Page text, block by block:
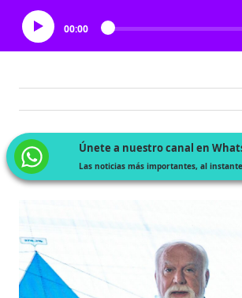
00:00
Únete a nuestro canal en
Las noticias más importantes, al instante